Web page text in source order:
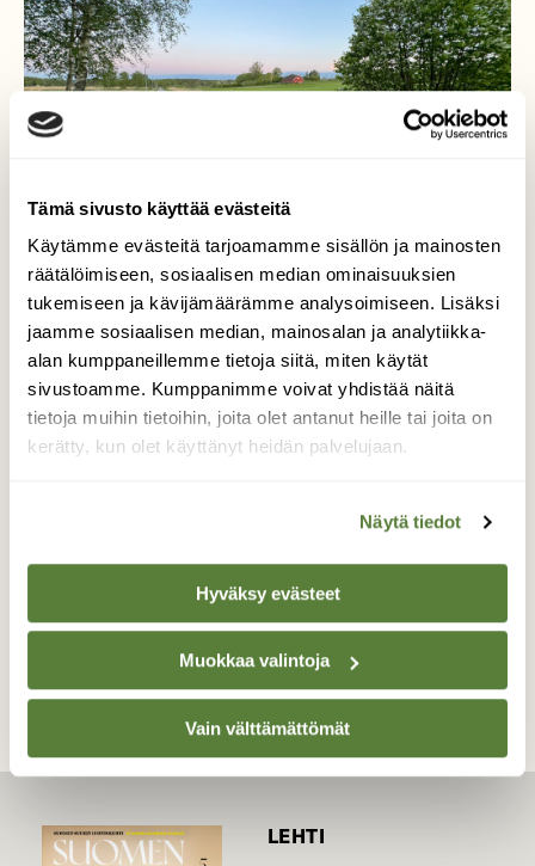
Tämä sivusto käyttää evästeitä
Käytämme evästeitä tarjoamamme sisällön ja mainosten
räätälöimiseen, sosiaalisen median ominaisuuksien
tukemiseen ja kävijämäärämme analysoimiseen. Lisäksi
jaamme sosiaalisen median, mainosalan ja analytiikka-
alan kumppaneillemme tietoja siitä, miten käytät
sivustoamme. Kumppanimme voivat yhdistää näitä
tietoja muihin tietoihin, joita olet antanut heille tai joita on
kerätty, kun olet käyttänyt heidän palvelujaan.
Näytä tiedot
Hyväksy evästeet
Muokkaa valintoja
Vain välttämättömät
Ruissalon rantateillä
Kaunista on Ruissalon rantateillä ”
Kukonlaulun” aikaan…
Valokuvaaja: Juhani Peltonen, Turku 26.5.2025
LEHTI